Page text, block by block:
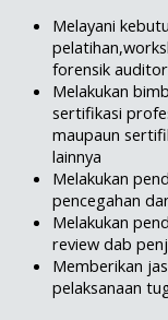
Melayani
forensik auditor
Melakukan
sertifikasi
maupaun
lainnya
Melakukan
pencegahan
Melakukan
review dab
Memberikan
pelaksanaan